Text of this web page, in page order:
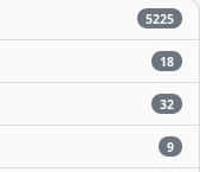
5225
18
32
9